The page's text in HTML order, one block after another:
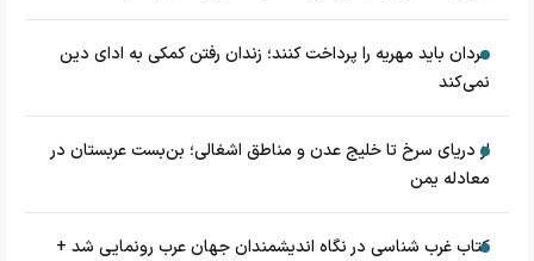
مردان باید مهریه را پرداخت کنند؛ زندان رفتن کمکی به ادای دین
نمی‌کند
از دریای سرخ تا خلیج عدن و مناطق اشغالی؛ بن‌بست عربستان در
معادله یمن
کتاب غرب شناسی در نگاه اندیشمندان جهان عرب رونمایی شد +